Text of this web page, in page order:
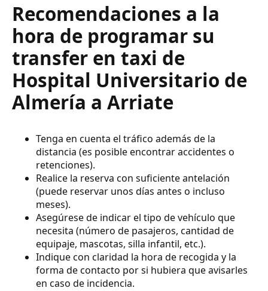
Recomendaciones a la
hora de programar su
transfer en taxi de
Hospital Universitario de
Almería a Arriate
Tenga en cuenta el tráfico además de la
distancia (es posible encontrar accidentes o
retenciones).
Realice la reserva con suficiente antelación
(puede reservar unos días antes o incluso
meses).
Asegúrese de indicar el tipo de vehículo que
necesita (número de pasajeros, cantidad de
equipaje, mascotas, silla infantil, etc.).
Indique con claridad la hora de recogida y la
forma de contacto por si hubiera que avisarles
en caso de incidencia.